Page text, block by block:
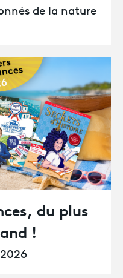
de la nature
du plus
!